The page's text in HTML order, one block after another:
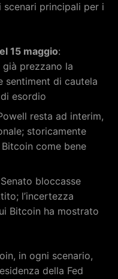
principali per i
15 maggio:
prezzano la
sentiment di cautela
esordio
resta ad interim,
storicamente
come bene
bloccasse
l’incertezza
Bitcoin ha mostrato
in ogni scenario,
della Fed